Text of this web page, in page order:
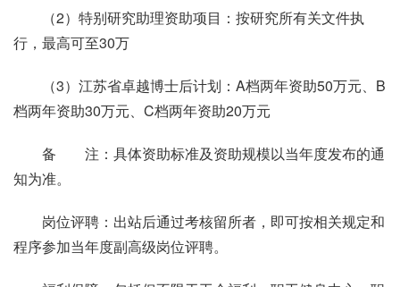
（2）特别研究助理资助项目：按研究所有关文件执
行，最高可至30万
（3）江苏省卓越博士后计划：A档两年资助50万元、B
档两年资助30万元、C档两年资助20万元
备 注：具体资助标准及资助规模以当年度发布的通
知为准。
岗位评聘：出站后通过考核留所者，即可按相关规定和
程序参加当年度副高级岗位评聘。